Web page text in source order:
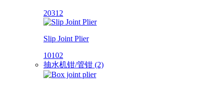
20312
Slip Joint Plier
10102
抽水机钳/管钳 (2)